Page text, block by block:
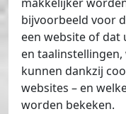
bijvoorbeeld voor
een website of dat
en
kunnen dankzij
websites – en
worden bekeken.